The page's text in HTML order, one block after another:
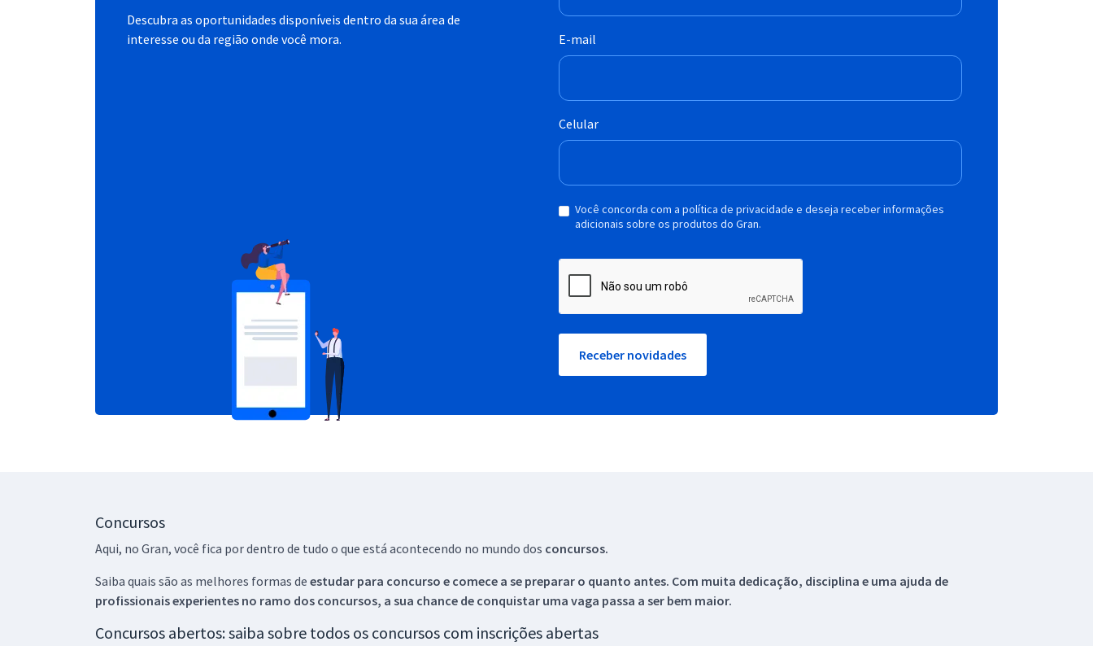
Descubra as oportunidades disponíveis dentro da sua área de
interesse ou da região onde você mora.
E-mail
Celular
Você concorda com a política de privacidade e deseja receber informações
adicionais sobre os produtos do Gran.
Receber novidades
Concursos
Aqui, no Gran, você fica por dentro de tudo o que está acontecendo no mundo dos concursos.
Saiba quais são as melhores formas de estudar para concurso e comece a se preparar o quanto antes. Com muita dedicação, disciplina e uma ajuda de
profissionais experientes no ramo dos concursos, a sua chance de conquistar uma vaga passa a ser bem maior.
Concursos abertos: saiba sobre todos os concursos com inscrições abertas